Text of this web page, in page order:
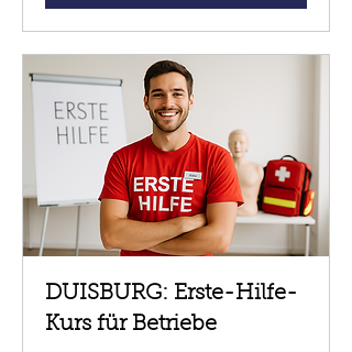
DUISBURG: Erste-Hilfe-
Kurs für Betriebe